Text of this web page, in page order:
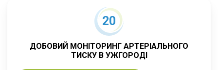
20
ДОБОВИЙ МОНІТОРИНГ АРТЕРІАЛЬНОГО
ТИСКУ В УЖГОРОДІ